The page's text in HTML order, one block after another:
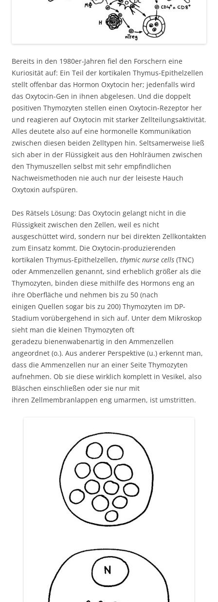
Bereits in den 1980er-Jahren fiel den Forschern eine
Kuriosität auf: Ein Teil der kortikalen Thymus-Epithelzellen
stellt offenbar das Hormon Oxytocin her; jedenfalls wird
das Oxytocin-Gen in ihnen abgelesen. Und die doppelt
positiven Thymozyten stellen einen Oxytocin-Rezeptor her
und reagieren auf Oxytocin mit starker Zellteilungsaktivität.
Alles deutete also auf eine hormonelle Kommunikation
zwischen diesen beiden Zelltypen hin. Seltsamerweise ließ
sich aber in der Flüssigkeit aus den Hohlräumen zwischen
den Thymuszellen selbst mit sehr empfindlichen
Nachweismethoden nie auch nur der leiseste Hauch
Oxytoxin aufspüren.
Des Rätsels Lösung: Das Oxytocin gelangt nicht in die
Flüssigkeit zwischen den Zellen, weil es nicht
ausgeschüttet wird, sondern nur bei direkten Zellkontakten
zum Einsatz kommt. Die Oxytocin-produzierenden
kortikalen Thymus-Epithelzellen, thymic nurse cells (TNC)
oder Ammenzellen genannt, sind erheblich größer als die
Thymozyten, binden diese mithilfe des Hormons eng an
ihre Oberfläche und nehmen bis zu 50 (nach
einigen Quellen sogar bis zu 200) Thymozyten im DP-
Stadium vorübergehend in sich auf. Unter dem Mikroskop
sieht man die kleinen Thymozyten oft
geradezu bienenwabenartig in den Ammenzellen
angeordnet (o.). Aus anderer Perspektive (u.) erkennt man,
dass die Ammenzellen nur an einer Seite Thymozyten
aufnehmen. Ob sie diese wirklich komplett in Vesikel, also
Bläschen einschließen oder sie nur mit
ihren Zellmembranlappen eng umarmen, ist umstritten.